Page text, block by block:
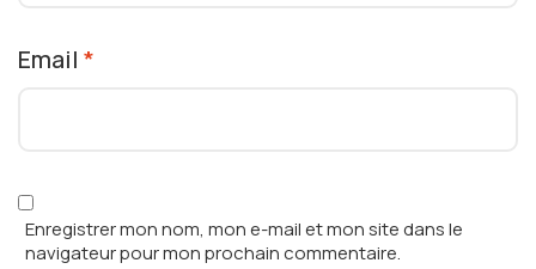
Email *
Enregistrer mon nom, mon e-mail et mon site dans le
navigateur pour mon prochain commentaire.